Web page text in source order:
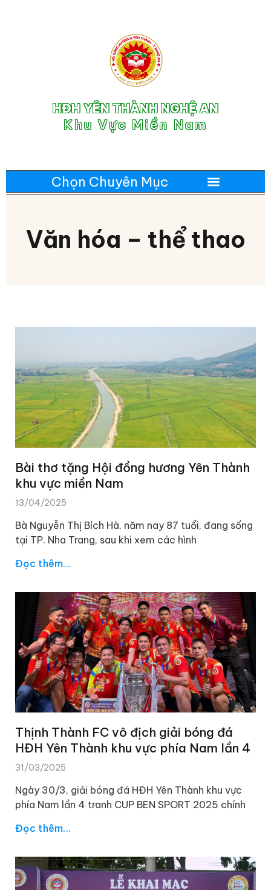
HĐH YÊN THÀNH NGHỆ AN
Khu Vực Miền Nam
Văn hóa – thể thao
Bài thơ tặng Hội đồng hương Yên Thành
khu vực miền Nam
13/04/2025
Bà Nguyễn Thị Bích Hà, năm nay 87 tuổi, đang sống
tại TP. Nha Trang, sau khi xem các hình
Đọc thêm...
Thịnh Thành FC vô địch giải bóng đá
HĐH Yên Thành khu vực phía Nam lần 4
31/03/2025
Ngày 30/3, giải bóng đá HĐH Yên Thành khu vực
phía Nam lần 4 tranh CUP BEN SPORT 2025 chính
Đọc thêm...